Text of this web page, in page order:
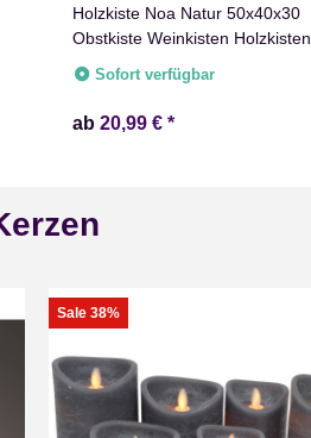
Holzkiste Noa Natur 50x40x30
Obstkiste Weinkisten Holzkisten
Sofort verfügbar
ab 20,99 € *
Sale 38%